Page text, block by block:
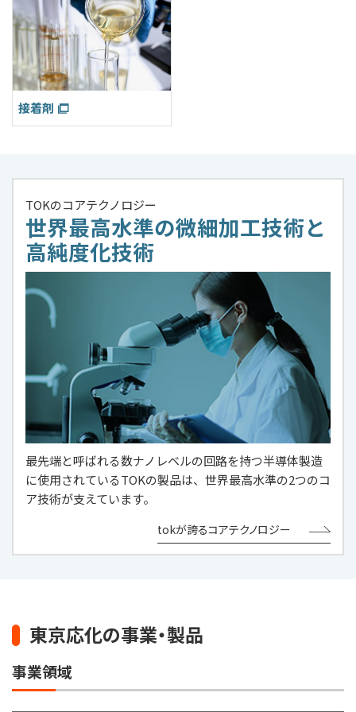
接着剤
TOKのコアテクノロジー
世界最高水準の微細加工技術と
高純度化技術
最先端と呼ばれる数ナノレベルの回路を持つ半導体製造
に使用されているTOKの製品は、世界最高水準の2つのコ
ア技術が支えています。
tokが誇るコアテクノロジー
東京応化の事業・製品
事業領域